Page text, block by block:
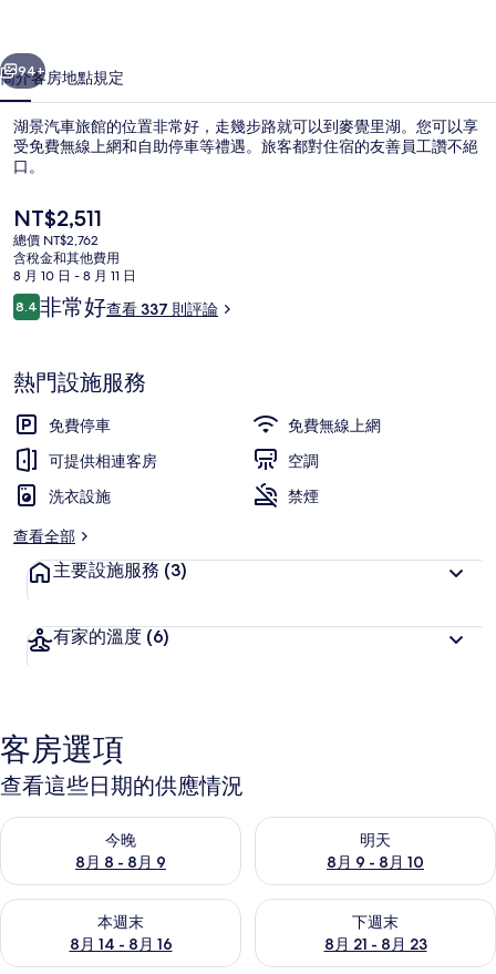
相
片
集
個 下一個
94+
簡介客房地點規定
湖景汽車旅館的位置非常好，走幾步路就可以到麥覺里湖。您可以享
受免費無線上網和自助停車等禮遇。旅客都對住宿的友善員工讚不絕
口。
目
前
的
價
格
是
NT$2,511
總價 NT$2,762
含稅金和其他費用
8 月 10 日 - 8 月 11 日
評
論
8.48.4 分，滿分 10 分，
非常好查看 337 則評論
熱門設施服務
免費停車
免費無線上網
可提供相連客房
空調
洗衣設施
禁煙
查看全部
主要設施服務 (3)
有家的溫度 (6)
客房選項
查看這些日期的供應情況
今晚
8月 8 - 8月 9
查看今晚 (8月 8 - 8月 9) 的供應情況
明天
8月 9 - 8月 10
查看明天 (8月 9 - 8月 10) 的供
本週末
8月 14 - 8月 16
查看本週末 (8月 14 - 8月 16) 的供應情況
下週末
8月 21 - 8月 23
查看下週末 (8月 21 - 8月 23)